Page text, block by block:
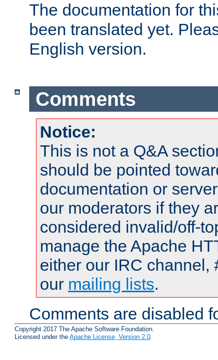
The documentation for
been translated yet.
English version.
Comments
Notice:
This is not a Q&A
should be pointed
documentation or
our moderators if they
considered invalid/off-
manage the Apache
either our IRC channel,
our mailing lists.
Comments are disabled
Copyright 2017 The Apache Software Foundation.
Licensed under the Apache License, Version 2.0